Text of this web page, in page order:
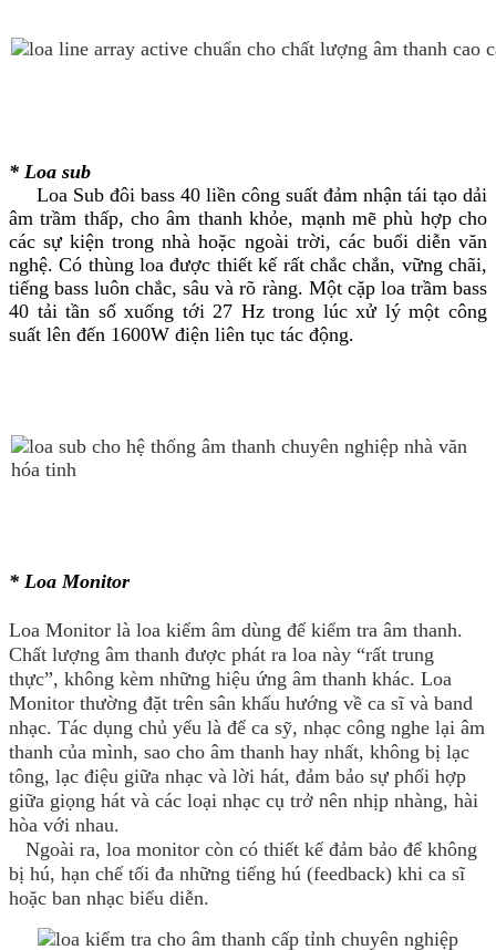
* Loa sub
Loa Sub đôi bass 40 liền công suất đảm nhận tái tạo dải
âm trầm thấp, cho âm thanh khỏe, mạnh mẽ phù hợp cho
các sự kiện trong nhà hoặc ngoài trời, các buổi diễn văn
nghệ. Có thùng loa được thiết kế rất chắc chắn, vững chãi,
tiếng bass luôn chắc, sâu và rõ ràng. Một cặp loa trầm bass
40 tải tần số xuống tới 27 Hz trong lúc xử lý một công
suất lên đến 1600W điện liên tục tác động.
* Loa Monitor
Loa Monitor là loa kiểm âm dùng để kiểm tra âm thanh.
Chất lượng âm thanh được phát ra loa này “rất trung
thực”, không kèm những hiệu ứng âm thanh khác. Loa
Monitor thường đặt trên sân khấu hướng về ca sĩ và band
nhạc. Tác dụng chủ yếu là để ca sỹ, nhạc công nghe lại âm
thanh của mình, sao cho âm thanh hay nhất, không bị lạc
tông, lạc điệu giữa nhạc và lời hát, đảm bảo sự phối hợp
giữa giọng hát và các loại nhạc cụ trở nên nhịp nhàng, hài
hòa với nhau.
Ngoài ra, loa monitor còn có thiết kế đảm bảo để không
bị hú, hạn chế tối đa những tiếng hú (feedback) khi ca sĩ
hoặc ban nhạc biểu diễn.